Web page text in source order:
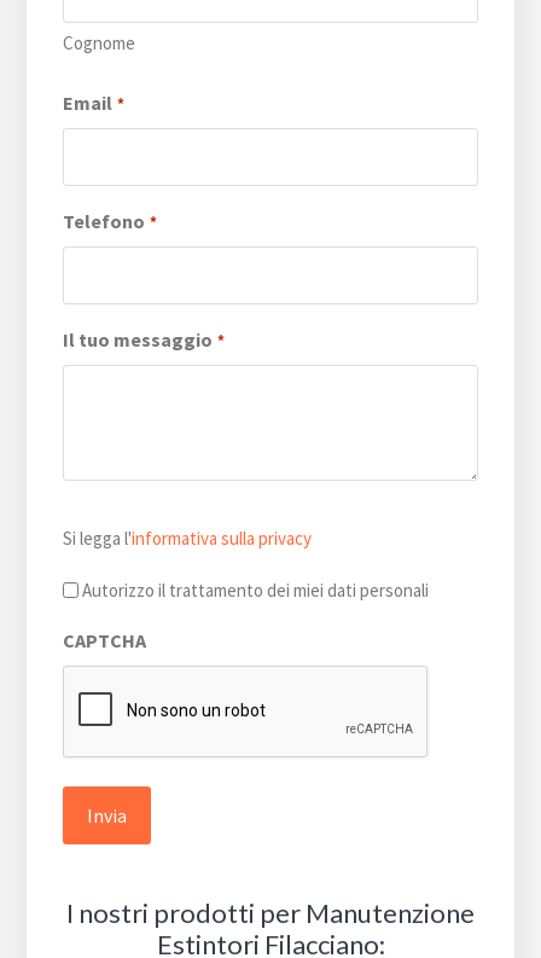
Cognome
Email *
Telefono *
Il tuo messaggio *
legga
l'informativa
privacy
Si legga l'informativa sulla privacy
Autorizzo il trattamento dei miei dati personali
CAPTCHA
I nostri prodotti per Manutenzione
Estintori Filacciano: